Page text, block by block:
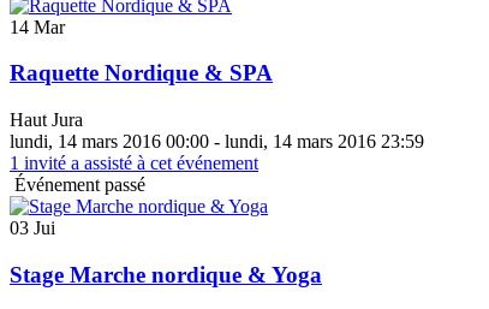
14 Mar
Raquette Nordique & SPA
Haut Jura
lundi, 14 mars 2016 00:00 - lundi, 14 mars 2016 23:59
1 invité a assisté à cet événement
Événement passé
03 Jui
Stage Marche nordique & Yoga